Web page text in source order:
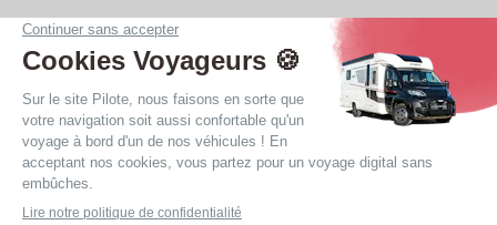
Ergonomie et volume
Nos camping-cars intégraux neufs sont réputés pour
la qualité de leurs implantations et leur ergonomie
au sol. La circulation dans nos camping-cars